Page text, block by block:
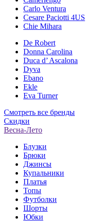
Carlo Ventura
Cesare Paciotti 4US
Chie Mihara
De Robert
Donna Carolina
Duca d’ Ascalona
Dyva
Ebano
Ekle
Eva Turner
Смотреть все бренды
Скидки
Весна-Лето
Блузки
Брюки
Джинсы
Купальники
Платья
Топы
Футболки
Шорты
Юбки